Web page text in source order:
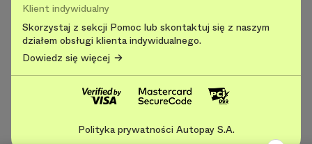
Klient indywidualny
Skorzystaj z sekcji Pomoc lub skontaktuj się z naszym
działem obsługi klienta indywidualnego.
Dowiedz się więcej
Polityka prywatności Autopay S.A.